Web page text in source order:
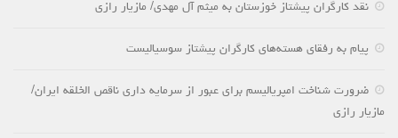
نقد کارگران پیشتاز خوزستان به میثم آل مهدی/ مازیار رازی
پیام به رفقای هسته‌های کارگران پیشتاز سوسیالیست
ضرورت شناخت امپریالیسم برای عبور از سرمایه داری ناقص الخلقه ایران/
مازیار رازی